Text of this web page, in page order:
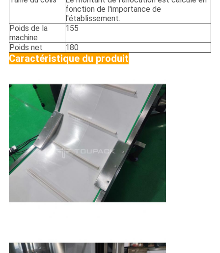
fonction de l'importance de
l'établissement.
Poids de la
machine
155
Poids net 180
Caractéristique du produit